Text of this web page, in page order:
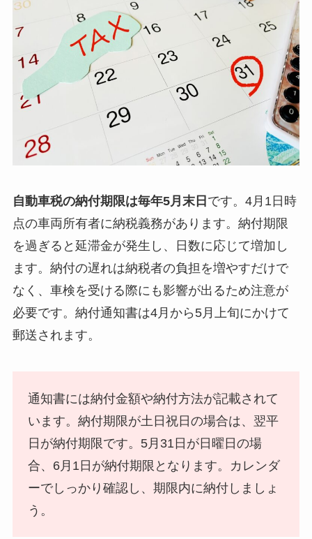
自動車税の納付期限は毎年5月末日 です。4月1日時
点の車両所有者に納税義務があります。納付期限
を過ぎると延滞金が発生し、日数に応じて増加し
ます。納付の遅れは納税者の負担を増やすだけで
なく、車検を受ける際にも影響が出るため注意が
必要です。納付通知書は4月から5月上旬にかけて
郵送されます。
通知書には納付金額や納付方法が記載されて
います。納付期限が土日祝日の場合は、翌平
日が納付期限です。5月31日が日曜日の場
合、6月1日が納付期限となります。カレンダ
ーでしっかり確認し、期限内に納付しましょ
う。